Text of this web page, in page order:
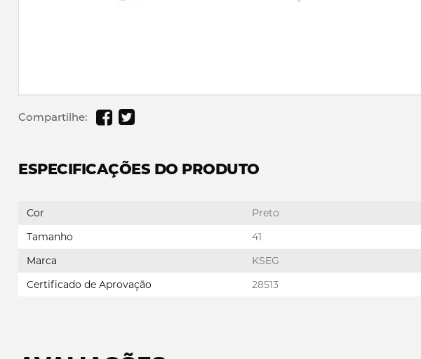
Compartilhe:
ESPECIFICAÇÕES DO PRODUTO
Cor
Preto
Tamanho
41
Marca
KSEG
Certificado de Aprovação
28513